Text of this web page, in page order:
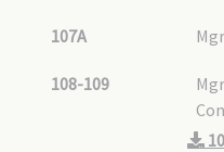
107A
108-109